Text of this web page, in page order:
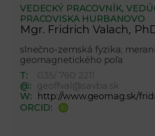
VEDECKÝ PRACOVNÍK,
PRACOVISKA HURBANOVO
Mgr. Fridrich Valach,
slnečno-zemská fyzika;
geomagnetického poľa
T:
035/ 760 2211
@: geoffval@savba.sk
W:
http://www.geomag.sk/
ORCID: